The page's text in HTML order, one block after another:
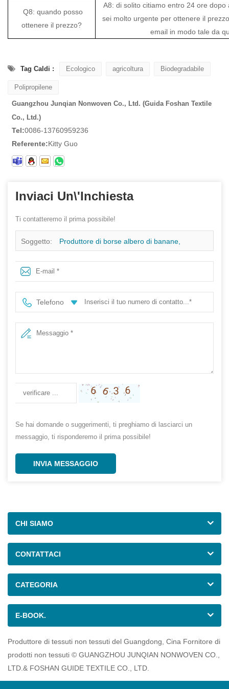
Q8: quando posso
ottenere il prezzo?
A8: di solito citiamo entro 24 ore
sei molto urgente per ottenere il
email in modo tale da
Tag Caldi : Ecologico agricoltura Biodegradabile
Polipropilene
Guangzhou Junqian Nonwoven Co., Ltd. (Guida Foshan Textile
Co., Ltd.)
Tel:0086-13760959236
Referente:Kitty Guo
Inviaci Un\'inchiesta
Ti contatteremo il prima possibile!
Soggetto: Produttore di borse albero di banane,
sacchetti di albero di banane dedicate, borse in crescita
sulle banane in Cina
Telefono
Se hai domande o suggerimenti, ti preghiamo di lasciarci un
messaggio, ti risponderemo il prima possibile!
INVIA MESSAGGIO
CHI SIAMO
CONTATTACI
CATEGORIA
E-BOOK.
Produttore di tessuti non tessuti del Guangdong, Cina Fornitore di
prodotti non tessuti © GUANGZHOU JUNQIAN NONWOVEN CO.,
LTD.& FOSHAN GUIDE TEXTILE CO., LTD.